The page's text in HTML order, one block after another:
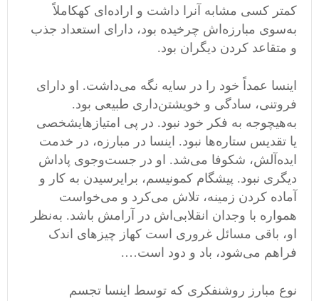
کمتر کسی مشابه آنرا داشت و اراده ای کهکاملاً
بهسوی مبارزه اش چرخیده بود، دارای استعداد جذب
و متقاعد کردن دیگران بود.
اینسا عمداً خود را در سایه نگه میداشت. او دارای
فروتنی، سادگی و خویشتنداری طبیعی بود.
بههیچوجه به فکر خود نبود. در پی امتیاز هایشخصی
یا تقدیس ستارهها نبود. اینسا در مبارزه، در خدمت
ایده آلش، شکوفا میشد. او در جستوجوی پاداش
دیگری نبود. پیشگام کمونیسم، برایرسیدن به کار و
آماده کردن زمینه، تلاش میکرد و میخواست
همواره با وجدان انقلابی اش در آرامش باشد. بهنظر
او، باقی مسائل غروری است کهاز چیزهای اندک
فراهم میشود، باد و دود است….
نوع مبارز روشنفکری که توسط اینسا تجسم